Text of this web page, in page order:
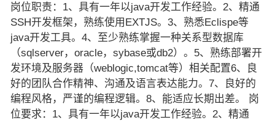
岗位职责：1、具有一年以java开发工作经验。2、精通
SSH开发框架，熟练使用EXTJS。3、熟悉Eclispe等
java开发工具。4、至少熟练掌握一种关系型数据库
（sqlserver，oracle，sybase或db2）。5、熟练部署开
发环境及服务器（weblogic,tomcat等）相关配置6、良
好的团队合作精神、沟通及语言表达能力。7、良好的
编程风格，严谨的编程逻辑。8、能适应长期出差。 岗
位要求：1、具有一年以java开发工作经验。2、精通